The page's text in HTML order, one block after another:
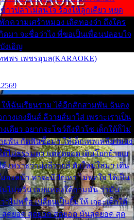
าวปลาไม่สนใจ ร้องไห้ลูกเดียว หยุด
กความเศร้าหมอง เถิดทองจ๋า ถึงใคร
กิดมา จะชื่อว่าไง พี่ขอเป็นเพื่อนปลอบใจ
งเอิญ
พพร เพชรอุบล(KARAOKE)
ห้ฉันเรียนราม ได้อีกสักสามพัน ฉันคง
างเกงยีนส์ ลีวายส์มาใส่ เพราะเราเป็น
งเดียว อยากจะโชว์ถึงหิวโซ เด็กใต้ก็ไม่
พัน กัดฟันซื้อมา ให้เด็กเทพเหลียวมอง
ต้ไม่ธรรมดา แต่สุดยอด เดินโยกย้ายเย
เพราะว่านุ่งลีวายส์ ตัวใหม่ใส่มา เดิน
องหน้า ท่าจะมีปัญหา ไม่พอใจ ได้เป็น
ไม่หวั่น เลยแหลงใต้ถามมัน ว่ามัน
ไม่พรื่อ เปลี่ยนเป็นยิ้มให้ เจอะเด็กใต้
สุดยอด สุดยอด สุดยอด มันสุดยอด สุด